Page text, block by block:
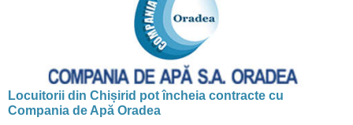
Locuitorii din Chișirid pot încheia contracte cu
Compania de Apă Oradea